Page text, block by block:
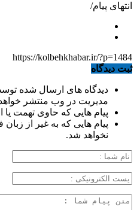
انتهای پیام/
https://kolbehkhabar.ir/?p=1484
ثبت دیدگاه
دیدگاه های ارسال شده
مدیریت در وب منتشر
پیام هایی که حاوی تهمت یا
پیام هایی که به غیر از
نخواهد شد.